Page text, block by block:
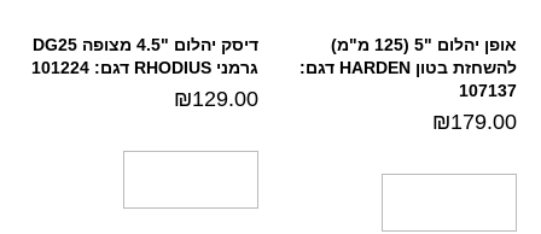
אופן יהלום "5 (125 מ"מ)
להשחזת בטון HARDEN דגם:
107137
₪179.00
דיסק יהלום "4.5 מצופה DG25
גרמני RHODIUS דגם: 101224
₪129.00